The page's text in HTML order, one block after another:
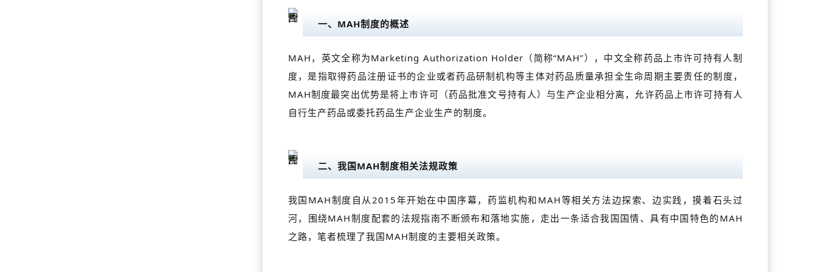
一、MAH制度的概述
MAH，英文全称为Marketing Authorization Holder（简称“MAH”），中文全称药品上市许可持有人制
度，是指取得药品注册证书的企业或者药品研制机构等主体对药品质量承担全生命周期主要责任的制度，
MAH制度最突出优势是将上市许可（药品批准文号持有人）与生产企业相分离，允许药品上市许可持有人
自行生产药品或委托药品生产企业生产的制度。
二、我国MAH制度相关法规政策
我国MAH制度自从2015年开始在中国序幕，药监机构和MAH等相关方法边探索、边实践，摸着石头过
河，围绕MAH制度配套的法规指南不断颁布和落地实施，走出一条适合我国国情、具有中国特色的MAH
之路，笔者梳理了我国MAH制度的主要相关政策。